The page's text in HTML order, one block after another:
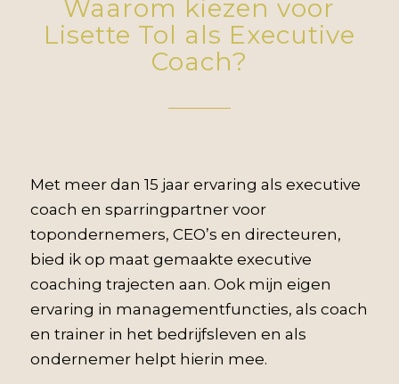
Waarom kiezen voor
Lisette Tol als Executive
Coach?
Met meer dan 15 jaar ervaring als executive
coach en sparringpartner voor
topondernemers, CEO’s en directeuren,
bied ik op maat gemaakte executive
coaching trajecten aan. Ook mijn eigen
ervaring in managementfuncties, als coach
en trainer in het bedrijfsleven en als
ondernemer helpt hierin mee.